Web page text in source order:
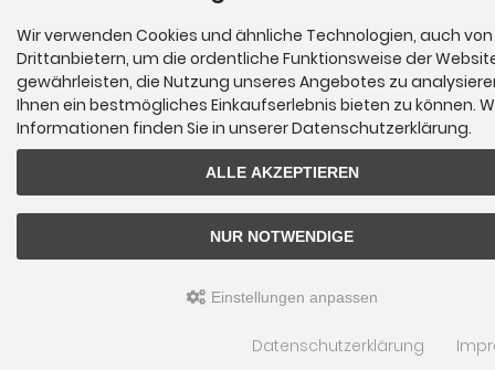
Wir verwenden Cookies und ähnliche Technologien, auch von
Drittanbietern, um die ordentliche Funktionsweise der
gewährleisten, die Nutzung unseres Angebotes zu
Ihnen ein bestmögliches Einkaufserlebnis bieten zu können.
Informationen finden Sie in unserer Datenschutzerklärung.
ALLE AKZEPTIEREN
NUR NOTWENDIGE
Einstellungen anpassen
Datenschutzerklärung